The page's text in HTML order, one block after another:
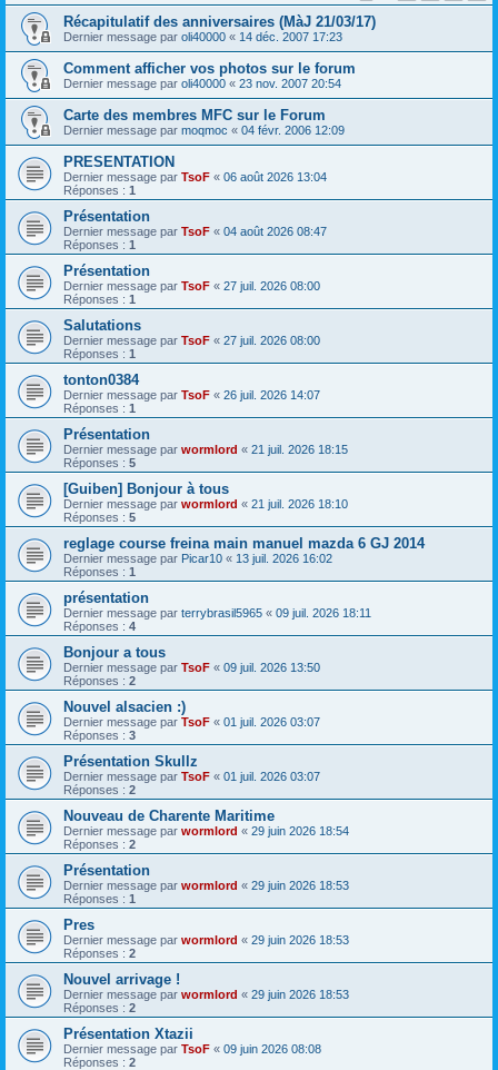
Récapitulatif des anniversaires (MàJ 21/03/17)
Dernier message par oli40000 « 14 déc. 2007 17:23
Comment afficher vos photos sur le forum
Dernier message par oli40000 « 23 nov. 2007 20:54
Carte des membres MFC sur le Forum
Dernier message par moqmoc « 04 févr. 2006 12:09
PRESENTATION
Dernier message par TsoF « 06 août 2026 13:04
Réponses : 1
Présentation
Dernier message par TsoF « 04 août 2026 08:47
Réponses : 1
Présentation
Dernier message par TsoF « 27 juil. 2026 08:00
Réponses : 1
Salutations
Dernier message par TsoF « 27 juil. 2026 08:00
Réponses : 1
tonton0384
Dernier message par TsoF « 26 juil. 2026 14:07
Réponses : 1
Présentation
Dernier message par wormlord « 21 juil. 2026 18:15
Réponses : 5
[Guiben] Bonjour à tous
Dernier message par wormlord « 21 juil. 2026 18:10
Réponses : 5
reglage course freina main manuel mazda 6 GJ 2014
Dernier message par Picar10 « 13 juil. 2026 16:02
Réponses : 1
présentation
Dernier message par terrybrasil5965 « 09 juil. 2026 18:11
Réponses : 4
Bonjour a tous
Dernier message par TsoF « 09 juil. 2026 13:50
Réponses : 2
Nouvel alsacien :)
Dernier message par TsoF « 01 juil. 2026 03:07
Réponses : 3
Présentation Skullz
Dernier message par TsoF « 01 juil. 2026 03:07
Réponses : 2
Nouveau de Charente Maritime
Dernier message par wormlord « 29 juin 2026 18:54
Réponses : 2
Présentation
Dernier message par wormlord « 29 juin 2026 18:53
Réponses : 1
Pres
Dernier message par wormlord « 29 juin 2026 18:53
Réponses : 2
Nouvel arrivage !
Dernier message par wormlord « 29 juin 2026 18:53
Réponses : 2
Présentation Xtazii
Dernier message par TsoF « 09 juin 2026 08:08
Réponses : 2